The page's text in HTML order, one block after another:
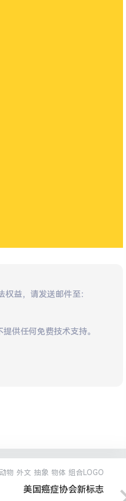
益，请发送邮件至：
供任何免费技术支持。
动物 外文 抽象 物体 组合LOGO
美国癌症协会新标志